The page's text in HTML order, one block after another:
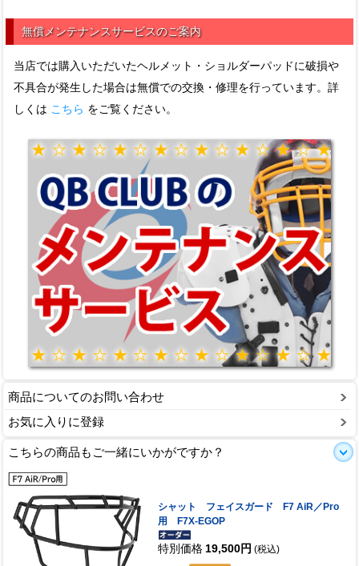
無償メンテナンスサービスのご案内
当店では購入いただいたヘルメット・ショルダーパッドに破損や
不具合が発生した場合は無償での交換・修理を行っています。詳
しくは こちら をご覧ください。
商品についてのお問い合わせ
お気に入りに登録
こちらの商品もご一緒にいかがですか？
シャット フェイスガード F7 AiR／Pro
用 F7X-EGOP
特別価格 19,500円 (税込)